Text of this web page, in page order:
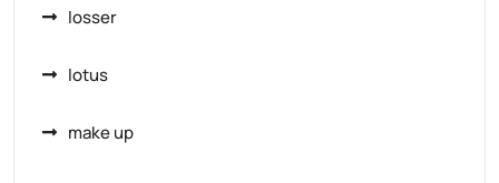
losser
lotus
make up